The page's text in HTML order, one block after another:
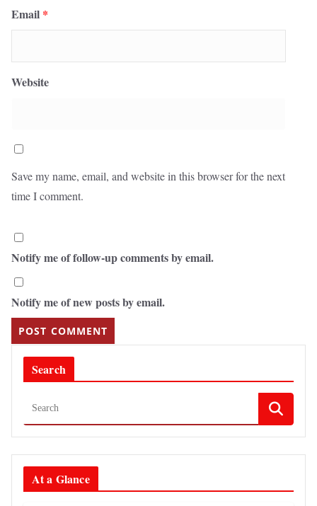
Email *
Website
Save my name, email, and website in this browser for the next
time I comment.
Notify me of follow-up comments by email.
Notify me of new posts by email.
Search
At a Glance